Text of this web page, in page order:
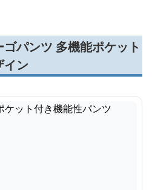
パンツ 多機能ポケット
イン